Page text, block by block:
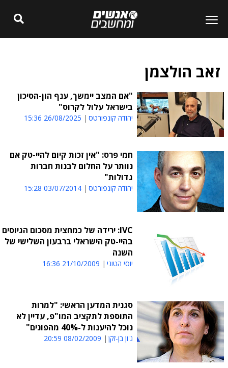
זאב הולצמן
"אם המצב יימשך, ענף הון-הסיכון
בישראל עלול לקרוס"
יהודה קונפורטס 26/08/2025 15:36
חמי פרס: "אין זכות קיום להיי-טק אם
נוותר על החלום לבנות חברות
גדולות"
יהודה קונפורטס 03/07/2014 15:28
IVC: ירידה של כמחצית מסכום הגיוסים
בהיי-טק הישראלי ברבעון השלישי של
השנה
יוסי הטוני 21/10/2009 16:36
סגנית המדען הראשי: "למרות
התוספת לתקציב המו"פ, עדיין לא
נוכל להיענות ל-40% מהפונים"
ג'ון בן-זקן 08/02/2009 20:59